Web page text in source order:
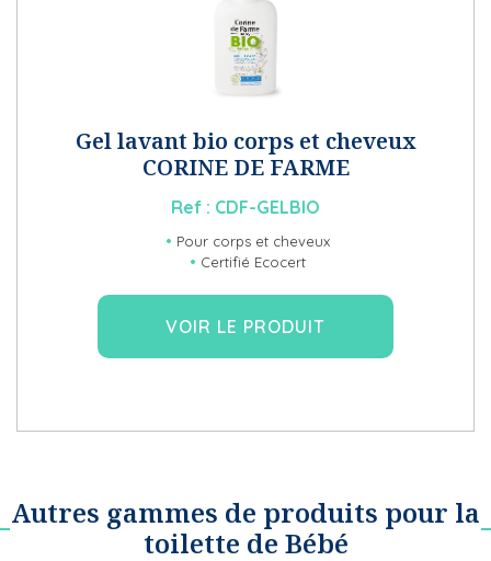
Gel lavant bio corps et cheveux
CORINE DE FARME
Ref : CDF-GELBIO
Pour corps et cheveux
Certifié Ecocert
VOIR LE PRODUIT
Autres gammes de produits pour la
toilette de Bébé